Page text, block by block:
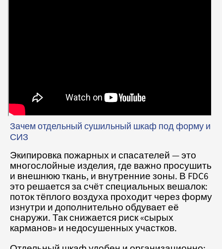
Зачем отдельный сушильный шкаф под форму и
СИЗ
Экипировка пожарных и спасателей — это
многослойные изделия, где важно просушить
и внешнюю ткань, и внутренние зоны. В FDC6
это решается за счёт специальных вешалок:
поток тёплого воздуха проходит через форму
изнутри и дополнительно обдувает её
снаружи. Так снижается риск «сырых
карманов» и недосушенных участков.